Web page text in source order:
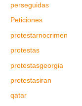
perseguidas
Peticiones
protestarnocrimen
protestas
protestasgeorgia
protestasiran
qatar